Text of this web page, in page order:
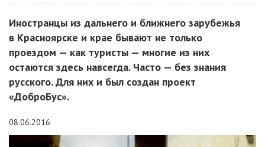
Иностранцы из дальнего и ближнего зарубежья
в Красноярске и крае бывают не только
проездом — как туристы — многие из них
остаются здесь навсегда. Часто — без знания
русского. Для них и был создан проект
«ДоброБус».
08.06.2016